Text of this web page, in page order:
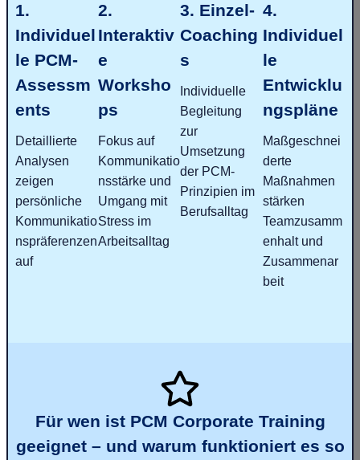
1.
Individuel
le PCM-
Assessm
ents
Detaillierte
Analysen
zeigen
persönliche
Kommunikatio
nspräferenzen
auf
2.
Interaktiv
e
Worksho
ps
Fokus auf
Kommunikatio
nsstärke und
Umgang mit
Stress im
Arbeitsalltag
3. Einzel-
Coaching
s
Individuelle
Begleitung
zur
Umsetzung
der PCM-
Prinzipien im
Berufsalltag
4.
Individuel
le
Entwicklu
ngspläne
Maßgeschnei
derte
Maßnahmen
stärken
Teamzusamm
enhalt und
Zusammenar
beit
Für wen ist PCM Corporate Training
geeignet – und warum funktioniert es so